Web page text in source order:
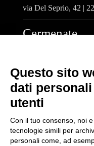
via Del Seprio, 42 |
Cermenate
via A. De Gasperi, 4
Questo sito
dati
utenti
Con il tuo consenso, noi
tecnologie simili per
personali come, ad